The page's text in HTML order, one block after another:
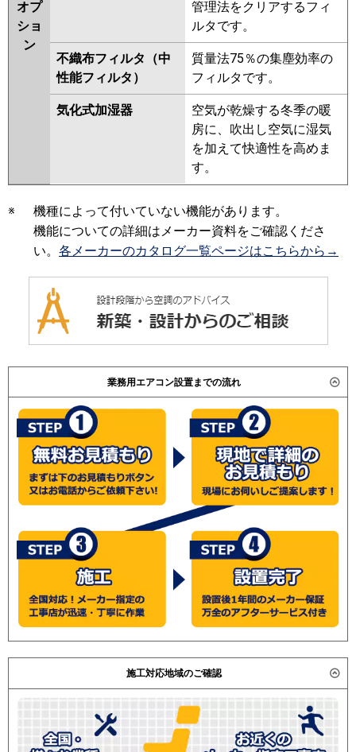
オプ
ショ
ン
管理法をクリアするフィ
ルタです。
不織布フィルタ（中
性能フィルタ）
質量法75％の集塵効率の
フィルタです。
気化式加湿器
空気が乾燥する冬季の暖
房に、吹出し空気に湿気
を加えて快適性を高めま
す。
※
機種によって付いていない機能があります。
機能についての詳細はメーカー資料をご確認くださ
い。 各メーカーのカタログ一覧ページはこちらから→
業務用エアコン設置までの流れ
施工対応地域のご確認